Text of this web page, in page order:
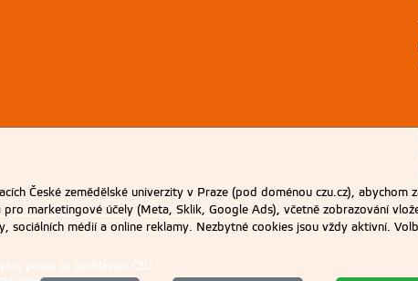
pouze se souhlasem ČZU.
České zemědělské univerzity v Praze (pod doménou czu.cz),
marketingové účely (Meta, Sklik, Google Ads), včetně zobrazování
médií a online reklamy. Nezbytné cookies jsou vždy aktivní.